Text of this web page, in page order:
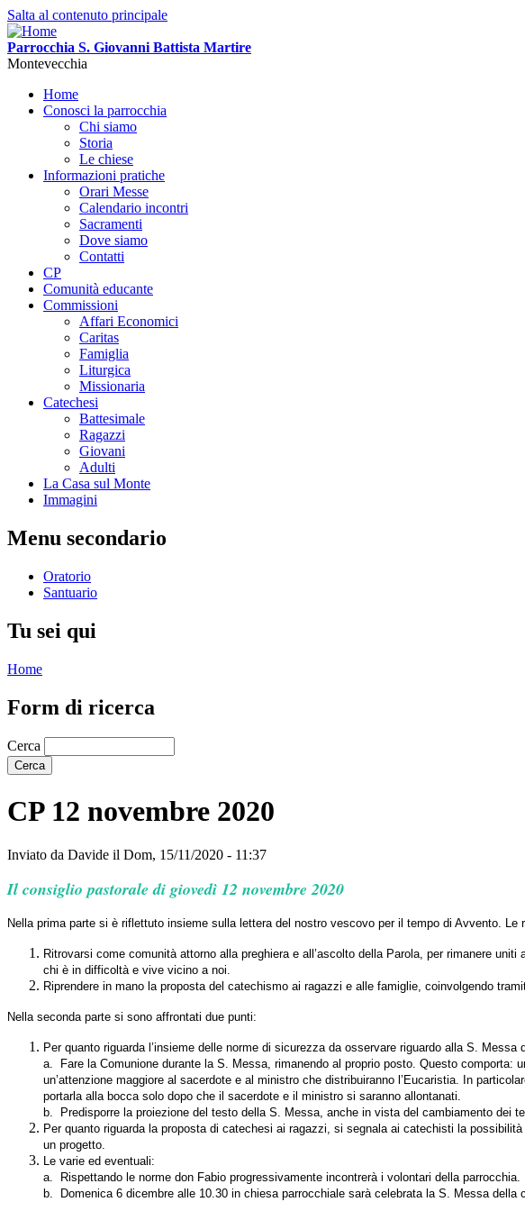
Salta al contenuto principale
Parrocchia S. Giovanni Battista Martire
Montevecchia
Home
Conosci la parrocchia
Chi siamo
Storia
Le chiese
Informazioni pratiche
Orari Messe
Calendario incontri
Sacramenti
Dove siamo
Contatti
CP
Comunità educante
Commissioni
Affari Economici
Caritas
Famiglia
Liturgica
Missionaria
Catechesi
Battesimale
Ragazzi
Giovani
Adulti
La Casa sul Monte
Immagini
Menu secondario
Oratorio
Santuario
Tu sei qui
Home
Form di ricerca
Cerca
CP 12 novembre 2020
Inviato da Davide il Dom, 15/11/2020 - 11:37
Il consiglio pastorale di giovedì 12 novembre 2020
Nella prima parte si è riflettuto insieme sulla lettera del nostro vescovo per il tempo di Avvento.
Ritrovarsi come comunità attorno alla preghiera e all’ascolto della Parola, per rimanere
chi è in difficoltà e vive vicino a noi.
Riprendere in mano la proposta del catechismo ai ragazzi e alle famiglie, coinvolgendo
Nella seconda parte si sono affrontati due punti:
Per quanto riguarda l’insieme delle norme di sicurezza da osservare riguardo alla S.
a. Fare la Comunione durante la S. Messa, rimanendo al proprio posto. Questo comporta:
un’attenzione maggiore al sacerdote e al ministro che distribuiranno l’Eucaristia. In
portarla alla bocca solo dopo che il sacerdote e il ministro si saranno allontanati.
b. Predisporre la proiezione del testo della S. Messa, anche in vista del cambiamento dei
Per quanto riguarda la proposta di catechesi ai ragazzi, si segnala ai catechisti la
un progetto.
Le varie ed eventuali:
a. Rispettando le norme don Fabio progressivamente incontrerà i volontari della parrocchia.
b. Domenica 6 dicembre alle 10.30 in chiesa parrocchiale sarà celebrata la S. Messa della